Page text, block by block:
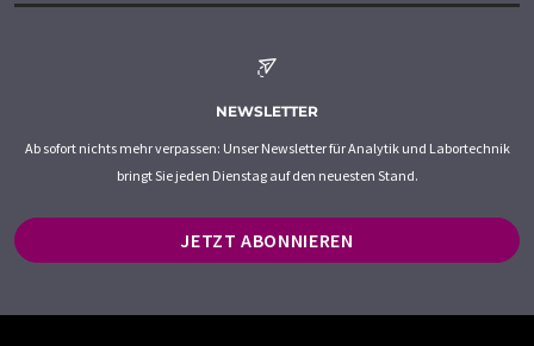
NEWSLETTER
Ab sofort nichts mehr verpassen: Unser Newsletter für Analytik und Labortechnik
bringt Sie jeden Dienstag auf den neuesten Stand.
JETZT ABONNIEREN